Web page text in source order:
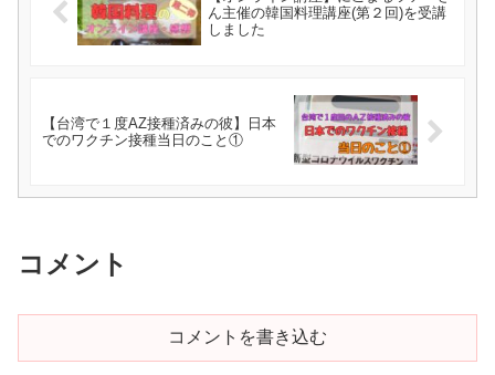
ん主催の韓国料理講座(第２回)を受講
しました
【台湾で１度AZ接種済みの彼】日本
でのワクチン接種当日のこと①
コメント
コメントを書き込む